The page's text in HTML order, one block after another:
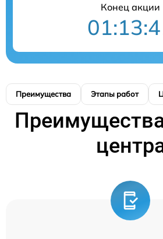
Конец акции
Преимущества Этапы работ